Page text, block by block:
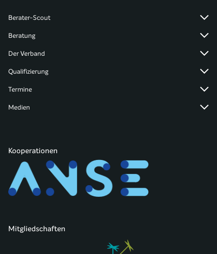
Berater-Scout
Beratung
Der Verband
Qualifizierung
Termine
Medien
Kooperationen
Mitgliedschaften